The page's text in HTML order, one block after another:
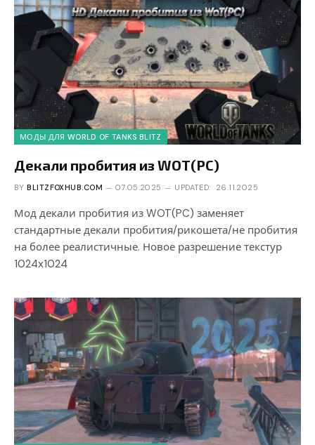
МОДЫ ДЛЯ WORLD OF TANKS BLITZ
Декали пробития из WOT(PC)
BY BLITZFOXHUB.COM 07.05.2025 UPDATED: 26.11.2025
Мод декали пробития из WOT(PC) заменяет
стандартные декали пробития/рикошета/не пробития
на более реалистичные. Новое разрешение текстур
1024х1024